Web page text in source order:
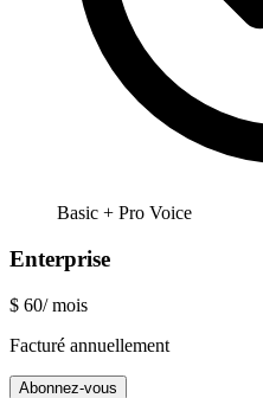
Basic + Pro Voice
Enterprise
$ 60/ mois
Facturé annuellement
Abonnez-vous